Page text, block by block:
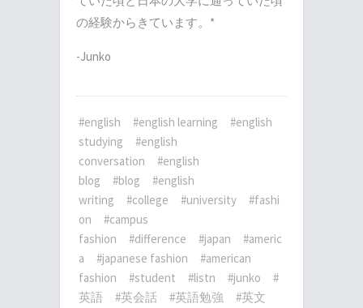
の経験からきています。*
-Junko
#english #english learning
#english
studying
#english
conversation
#english
blog
#blog
#english
writing
#college #university
#fashi
on
#campus
fashion
#difference #japan
#americ
a
#japanese fashion
#american
fashion
#student #listn #junko
#
英語
#英会話 #英語勉強
#英文